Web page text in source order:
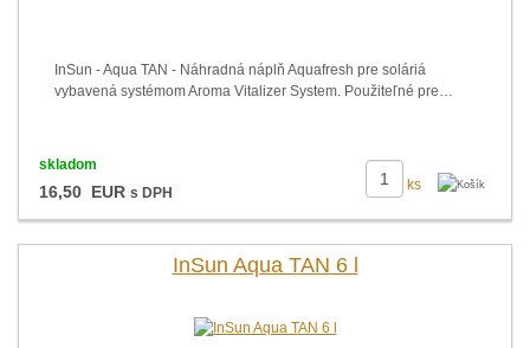
InSun - Aqua TAN - Náhradná náplň Aquafresh pre soláriá
vybavená systémom Aroma Vitalizer System. Použiteľné pre…
ks
skladom
16,50 EUR s DPH
InSun Aqua TAN 6 l